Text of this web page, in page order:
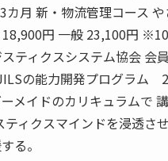
カ月 新・物流管理コース
円 一般 23,100円
ティクスシステム協会 会
の能力開発プログラム
メイドのカリキュラムで
ィクスマインドを浸透さ
る。